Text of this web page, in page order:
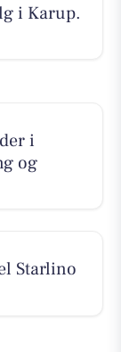
i Karup.
i
og
Starlino